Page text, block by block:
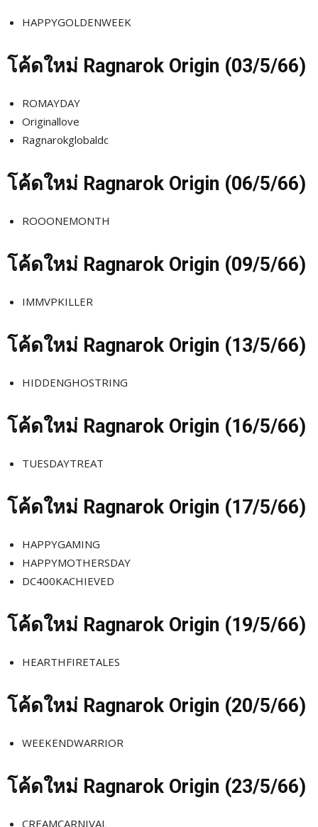
HAPPYGOLDENWEEK
โค้ดใหม่ Ragnarok Origin (03/5/66)
ROMAYDAY
Originallove
Ragnarokglobaldc
โค้ดใหม่ Ragnarok Origin (06/5/66)
ROOONEMONTH
โค้ดใหม่ Ragnarok Origin (09/5/66)
IMMVPKILLER
โค้ดใหม่ Ragnarok Origin (13/5/66)
HIDDENGHOSTRING
โค้ดใหม่ Ragnarok Origin (16/5/66)
TUESDAYTREAT
โค้ดใหม่ Ragnarok Origin (17/5/66)
HAPPYGAMING
HAPPYMOTHERSDAY
DC400KACHIEVED
โค้ดใหม่ Ragnarok Origin (19/5/66)
HEARTHFIRETALES
โค้ดใหม่ Ragnarok Origin (20/5/66)
WEEKENDWARRIOR
โค้ดใหม่ Ragnarok Origin (23/5/66)
CREAMCARNIVAL